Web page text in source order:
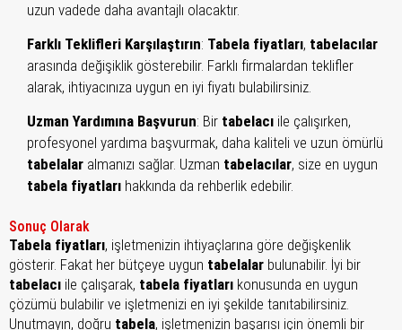
uzun vadede daha avantajlı olacaktır.
Farklı Teklifleri Karşılaştırın: Tabela fiyatları, tabelacılar
arasında değişiklik gösterebilir. Farklı firmalardan teklifler
alarak, ihtiyacınıza uygun en iyi fiyatı bulabilirsiniz.
Uzman Yardımına Başvurun: Bir tabelacı ile çalışırken,
profesyonel yardıma başvurmak, daha kaliteli ve uzun ömürlü
tabelalar almanızı sağlar. Uzman tabelacılar, size en uygun
tabela fiyatları hakkında da rehberlik edebilir.
Sonuç Olarak
Tabela fiyatları, işletmenizin ihtiyaçlarına göre değişkenlik
gösterir. Fakat her bütçeye uygun tabelalar bulunabilir. İyi bir
tabelacı ile çalışarak, tabela fiyatları konusunda en uygun
çözümü bulabilir ve işletmenizi en iyi şekilde tanıtabilirsiniz.
Unutmayın, doğru tabela, işletmenizin başarısı için önemli bir